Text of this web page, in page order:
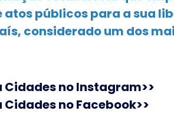
públicos para a sua
considerado um dos
Cidades no Instagram>>
no Facebook>>